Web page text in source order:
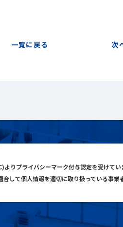
一覧に戻る 次
りプライバシーマーク付与認定を受けて
して個人情報を適切に取り扱っている事業